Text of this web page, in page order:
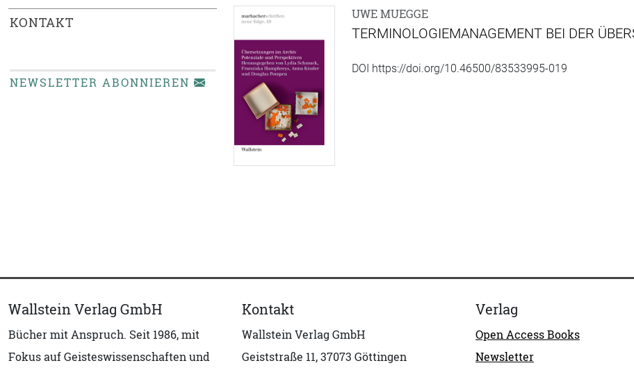
KONTAKT
NEWSLETTER ABONNIEREN
UWE MUEGGE
TERMINOLOGIEMANAGEMENT BEI DER
DOI https://doi.org/10.46500/83533995-019
Wallstein Verlag GmbH
Bücher mit Anspruch. Seit 1986, mit
Fokus auf Geisteswissenschaften und
Kontakt
Wallstein Verlag GmbH
Geiststraße 11, 37073 Göttingen
Verlag
Open Access Books
Newsletter